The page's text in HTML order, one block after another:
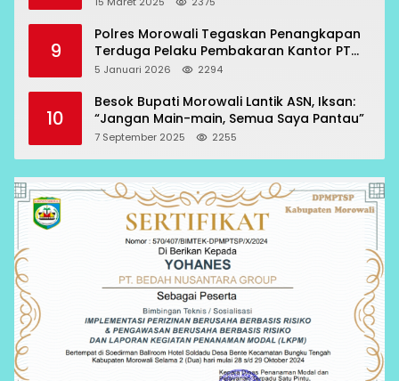
9
Polres Morowali Tegaskan Penangkapan
Terduga Pelaku Pembakaran Kantor PT
RCP Sesuai Prosedur
5 Januari 2026 2294
10
Besok Bupati Morowali Lantik ASN, Iksan:
“Jangan Main-main, Semua Saya Pantau”
7 September 2025 2255